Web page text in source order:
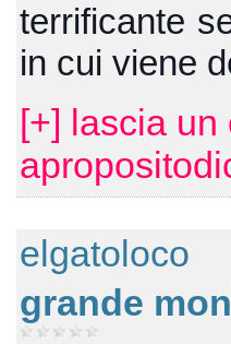
terrificante
in cui viene
[+] lascia un
elgatoloco
grande